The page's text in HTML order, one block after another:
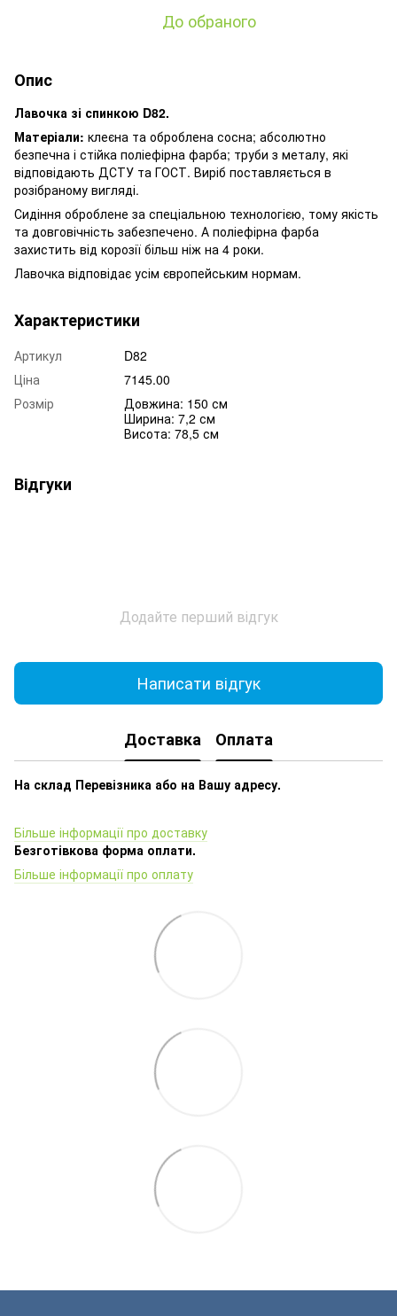
До обраного
Опис
Лавочка зі спинкою D82.
Матеріали: клеєна та оброблена сосна; абсолютно
безпечна і стійка поліефірна фарба; труби з металу, які
відповідають ДСТУ та ГОСТ. Виріб поставляється в
розібраному вигляді.
Сидіння оброблене за спеціальною технологією, тому якість
та довговічність забезпечено. А поліефірна фарба
захистить від корозії більш ніж на 4 роки.
Лавочка відповідає усім європейським нормам.
Характеристики
Артикул
D82
Ціна
7145.00
Розмір
Довжина: 150 см
Ширина: 7,2 см
Висота: 78,5 см
Відгуки
Додайте перший відгук
Написати відгук
Доставка Оплата
На склад Перевізника або на Вашу адресу.
Більше інформації про доставку
Безготівкова форма оплати.
Більше інформації про оплату